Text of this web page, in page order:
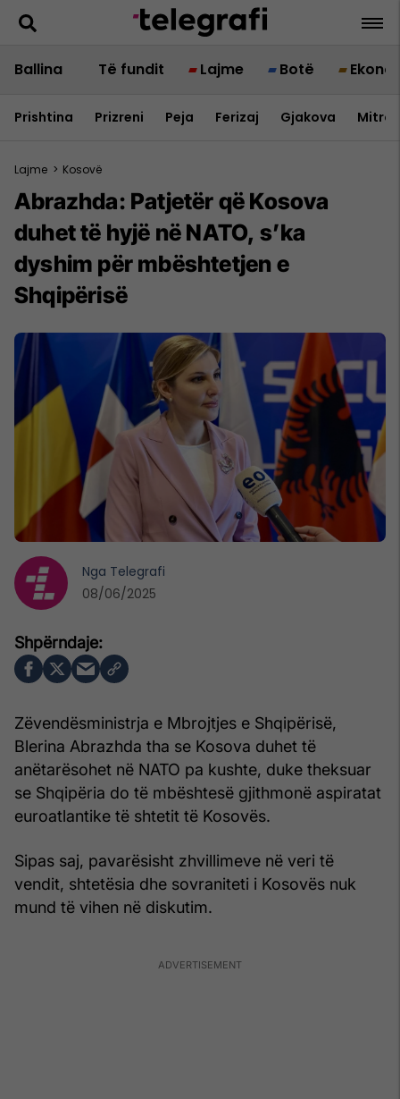
Ballina Të fundit Lajme Botë
Prishtina Prizreni Peja Ferizaj Gjakova
Lajme > Kosovë
Abrazhda: Patjetër që Kosova
duhet të hyjë në NATO, s’ka
dyshim për mbështetjen e
Shqipërisë
Zëvendësministrja e Mbrojtjes e Shqipërisë,
Blerina Abrazhda tha se Kosova duhet të
anëtarësohet në NATO pa kushte, duke theksuar
se Shqipëria do të mbështesë gjithmonë aspiratat
euroatlantike të shtetit të Kosovës.
Sipas saj, pavarësisht zhvillimeve në veri të
vendit, shtetësia dhe sovraniteti i Kosovës nuk
mund të vihen në diskutim.
Nga Telegrafi
08/06/2025